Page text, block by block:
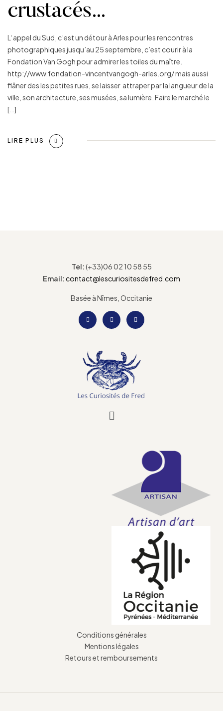
crustacés…
L‘appel du Sud, c’est un détour à Arles pour les rencontres
photographiques jusqu’au 25 septembre, c’est courir à la
Fondation Van Gogh pour admirer les toiles du maître.
http://www.fondation-vincentvangogh-arles.org/ mais aussi
flâner des les petites rues, se laisser attraper par la langueur de la
ville, son architecture, ses musées, sa lumière. Faire le marché le
[…]
LIRE PLUS
Tel:(+33)06 02 10 58 55
Email:contact@lescuriositesdefred.com
Basée à Nîmes, Occitanie
Conditions générales
Mentions légales
Retours et remboursements